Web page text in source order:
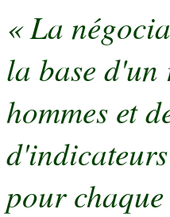
« La
la base
hommes et
pour